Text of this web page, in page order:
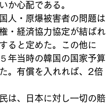
か心配である。
人・原爆被害者の問題は
・経済協力協定が結ばれ
ると定めた。この他に
年当時の韓国の国家予算
。有償を入れれば、2倍
は、日本に対し一切の賠